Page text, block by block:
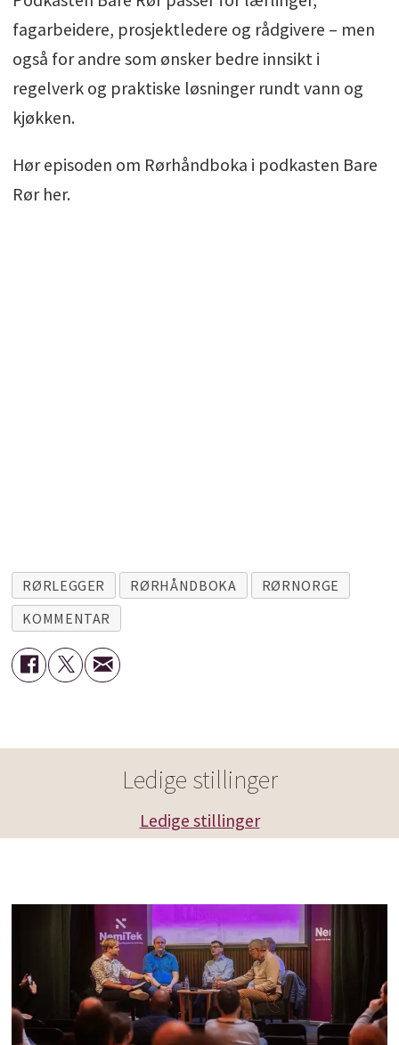
fagarbeidere, prosjektledere og rådgivere – men
også for andre som ønsker bedre innsikt i
regelverk og praktiske løsninger rundt vann og
kjøkken.
Hør episoden om Rørhåndboka i podkasten Bare
Rør her.
RØRLEGGER RØRHÅNDBOKA
RØRNORGE
KOMMENTAR
Ledige stillinger
Ledige stillinger